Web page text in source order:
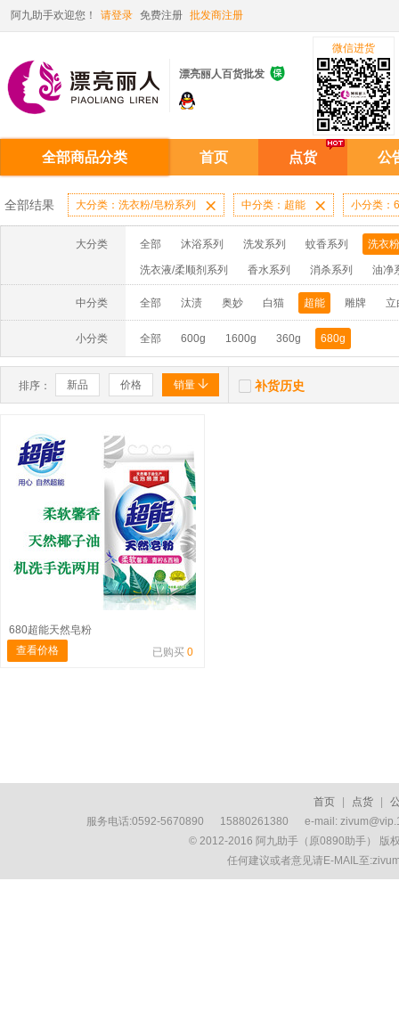
阿九助手欢迎您！ 请登录 免费注册 批发商注册
漂亮丽人百货批发 
微信进货
全部商品分类 首页 点货 公
全部结果 大分类：洗衣粉/皂粉系列  中分类：超能  小分类：
大分类 全部 沐浴系列 洗发系列 蚊香系列 洗衣
洗衣液/柔顺剂系列 香水系列 消杀系列 油净
啫喱膏/水系列 厨房油污系列 玻璃/地板/清洁系
牙膏系列 牙刷系列 固发定型系列 染发系列
洗洁精系列 保健品系列 雨伞系列家用帆布洗洁
中分类 全部 汰渍 奥妙 白猫 超能 雕牌 立
小分类 全部 600g 1600g 360g 680g
排序： 新品 价格 销量   补货历史
680超能天然皂粉
查看价格
已购买 0
首页 点货
服务电话:0592-5670890 15880261380 e-mail:
© 2012-2016 阿九助手（原0890助手） 版
任何建议或者意见请E-MAIL至